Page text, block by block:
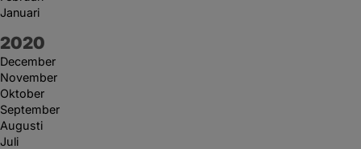
Januari
År:
2020
December
November
Oktober
September
Augusti
Juli